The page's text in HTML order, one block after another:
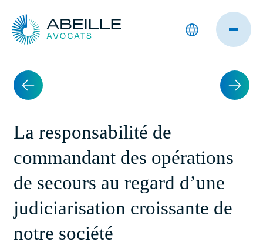
La responsabilité de
commandant des opérations
de secours au regard d’une
judiciarisation croissante de
notre société